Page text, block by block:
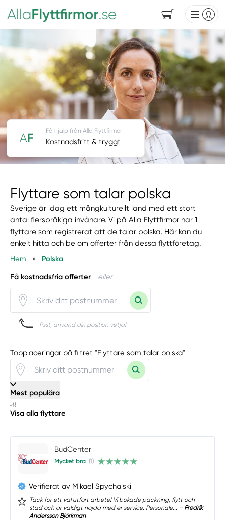
Flyttare som talar polska
Sverige är idag ett mångkulturellt land med ett stort
antal flerspråkiga invånare. Vi på Alla Flyttfirmor har 1
flyttare som registrerat att de talar polska. Här kan du
enkelt hitta och be om offerter från dessa flyttföretag.
Hem
» Polska
Få kostnadsfria offerter eller
Psst, använd din position vetja!
Få hjälp från Alla Flyttfirmor
Kostnadsfritt & tryggt
Topplaceringar på filtret "Flyttare som talar polska"
Mest populära
Visa alla flyttare
BudCenter
Mycket bra (1)
Verifierat av Mikael Spychalski
Tack för ett väl utfört arbete! Vi bokade packning, flytt och
städ och är väldigt nöjda med er service. Personale... – Fredrik
Andersson Björkman